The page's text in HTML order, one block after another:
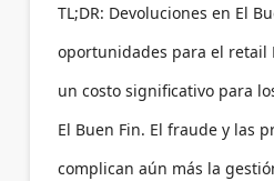
TL;DR: Devoluciones en El
oportunidades para el retail
un costo significativo para
El Buen Fin. El fraude y las
complican aún más la